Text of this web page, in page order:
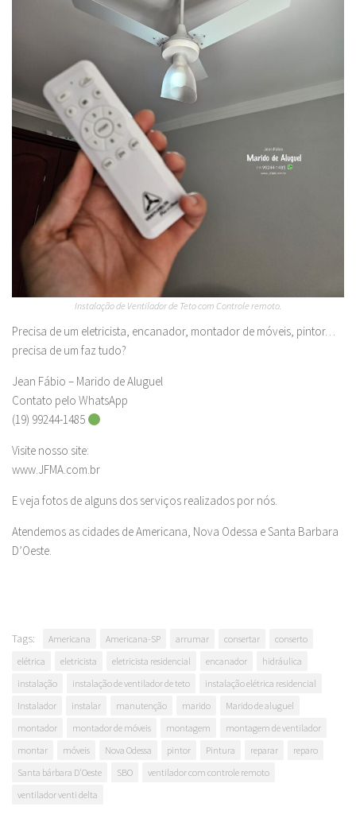
Instalação de Ventilador de Teto com Controle remoto.
Precisa de um eletricista, encanador, montador de móveis, pintor…
precisa de um faz tudo?
Jean Fábio – Marido de Aluguel
Contato pelo WhatsApp
(19) 99244-1485
Visite nosso site:
www.JFMA.com.br
E veja fotos de alguns dos serviços realizados por nós.
Atendemos as cidades de Americana, Nova Odessa e Santa Barbara
D’Oeste.
Tags: Americana Americana-SP arrumar consertar
conserto
elétrica
eletricista eletricista residencial encanador
hidráulica
instalação
instalação de ventilador de teto
instalação elétrica residencial
Instalador
instalar manutenção marido
Marido de aluguel
montador
montador de móveis montagem
montagem de ventilador
montar
móveis Nova Odessa pintor Pintura reparar
reparo
Santa bárbara D'Oeste
SBO
ventilador com controle remoto
ventilador venti delta